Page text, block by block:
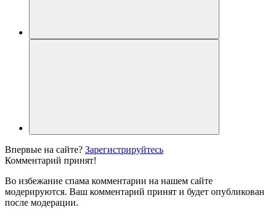
Впервые на сайте? Зарегистрируйтесь
Комментарий принят!
Во избежание спама комментарии на нашем сайте
модерируются. Ваш комментарий принят и будет опубликован
после модерации.